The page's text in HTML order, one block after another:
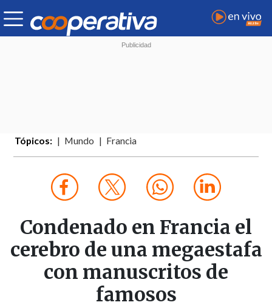
Tópicos: Mundo Francia
Condenado en Francia el
cerebro de una megaestafa
con manuscritos de
famosos